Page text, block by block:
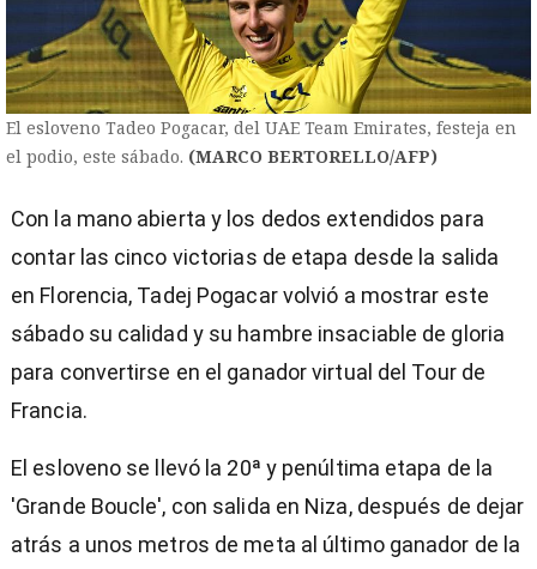
El esloveno Tadeo Pogacar, del UAE Team Emirates, festeja en
el podio, este sábado. (MARCO BERTORELLO/AFP)
Con la mano abierta y los dedos extendidos para
contar las cinco victorias de etapa desde la salida
en Florencia, Tadej Pogacar volvió a mostrar este
sábado su calidad y su hambre insaciable de gloria
para convertirse en el ganador virtual del Tour de
Francia.
El esloveno se llevó la 20ª y penúltima etapa de la
'Grande Boucle', con salida en Niza, después de dejar
atrás a unos metros de meta al último ganador de la